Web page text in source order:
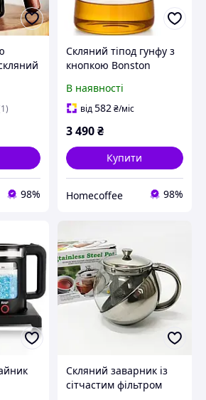
98%
Скляний тіпод гунфу з
кнопкою Bonston
скляною внутрішньою
колбою для
В наявності
від582₴/міс
3 490₴
Купити
Homecoffee 98%
Скляний заварник із
сітчастим фільтром